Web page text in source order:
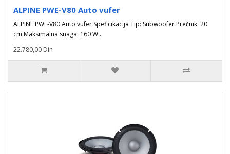
ALPINE PWE-V80 Auto vufer
ALPINE PWE-V80 Auto vufer Speficikacija Tip: Subwoofer Prečnik: 20
cm Maksimalna snaga: 160 W..
22.780,00 Din